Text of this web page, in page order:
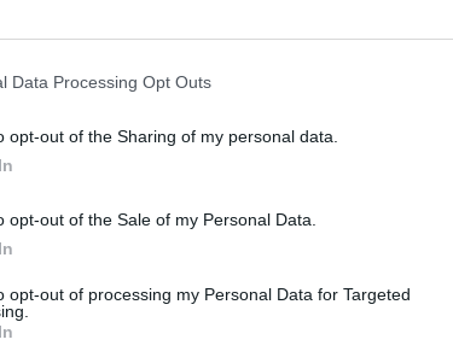
Data Processing Opt Outs
opt-out of the Sharing of my personal data.
opt-out of the Sale of my Personal Data.
opt-out of processing my Personal Data for Targeted
– dicono - li abbiamo guardati e poi
abbiamo capito, l'importante in quel
degenerasse”.